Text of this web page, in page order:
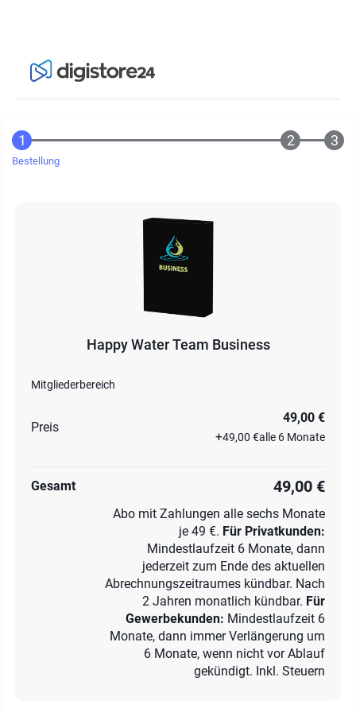
Bestellung
Happy Water Team Business
Mitgliederbereich
Preis
49,00 €
+49,00 €alle 6 Monate
Gesamt 49,00 €
Abo mit Zahlungen alle sechs Monate
je 49 €. Für Privatkunden:
Mindestlaufzeit 6 Monate, dann
jederzeit zum Ende des aktuellen
Abrechnungszeitraumes kündbar. Nach
2 Jahren monatlich kündbar. Für
Gewerbe­kunden: Mindestlaufzeit 6
Monate, dann immer Verlängerung um
6 Monate, wenn nicht vor Ablauf
gekündigt. Inkl. Steuern